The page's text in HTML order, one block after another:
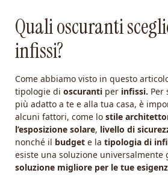
Quali oscuranti
infissi?
Come abbiamo visto in questo
tipologie di oscuranti per infissi. Per
più adatto a te e alla tua casa, è
alcuni fattori, come lo stile
l’esposizione solare, livello di
nonché il budget e la tipologia di
esiste una soluzione universalmente
soluzione migliore per le tue